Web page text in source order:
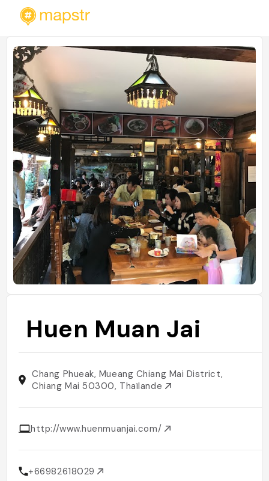
Huen Muan Jai
Chang Phueak, Mueang Chiang Mai District,
Chiang Mai 50300, Thaïlande
http://www.huenmuanjai.com/
+66982618029